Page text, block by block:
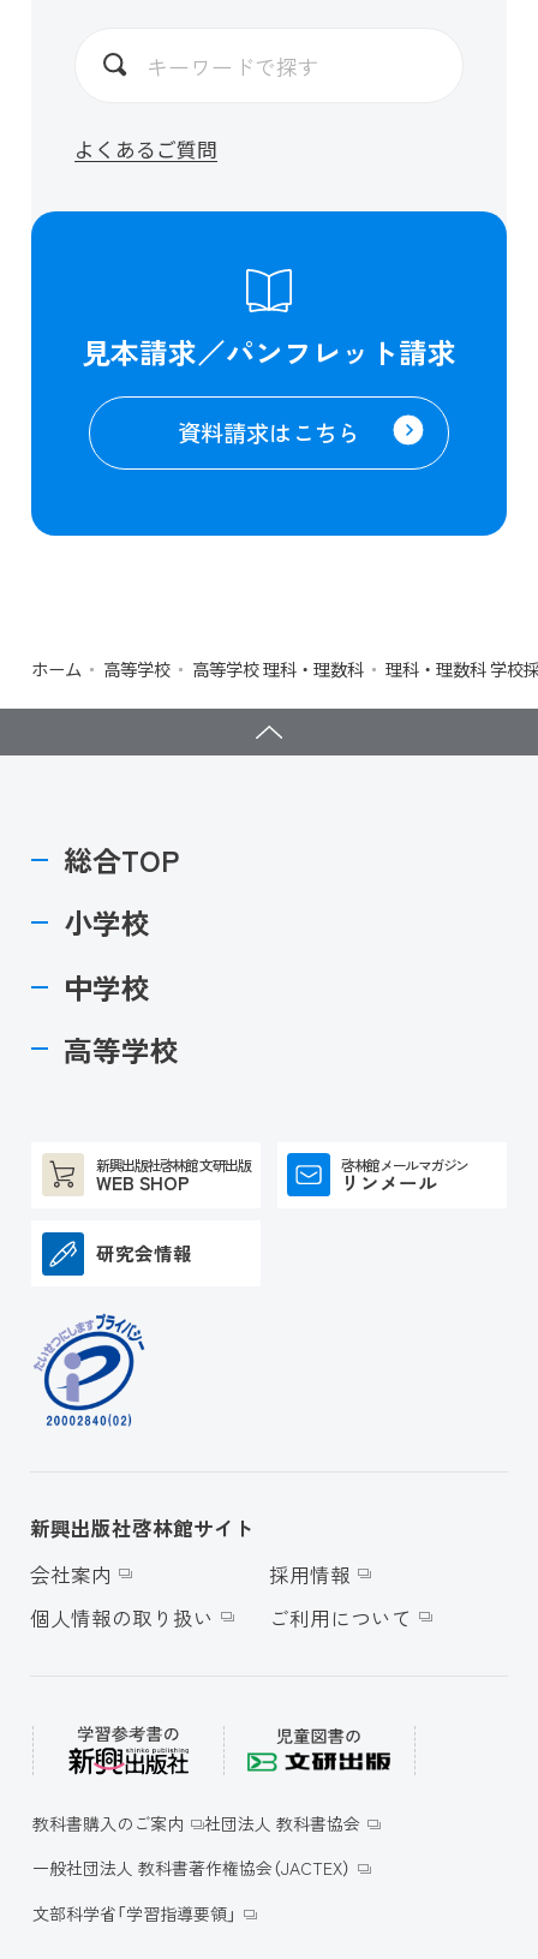
よくあるご質問
見本請求／パンフレット請求
資料請求はこちら
ホーム 高等学校 高等学校 理科・理数科 理科・理数科 学校
総合TOP
小学校
中学校
高等学校
新興出版社啓林館 文研出版
WEB SHOP
啓林館メールマガジン
リンメール
研究会情報
新興出版社啓林館サイト
会社案内
採用情報
個人情報の取り扱い
ご利用について
教科書購入のご案内
社団法人 教科書協会
一般社団法人 教科書著作権協会（JACTEX）
文部科学省「学習指導要領」